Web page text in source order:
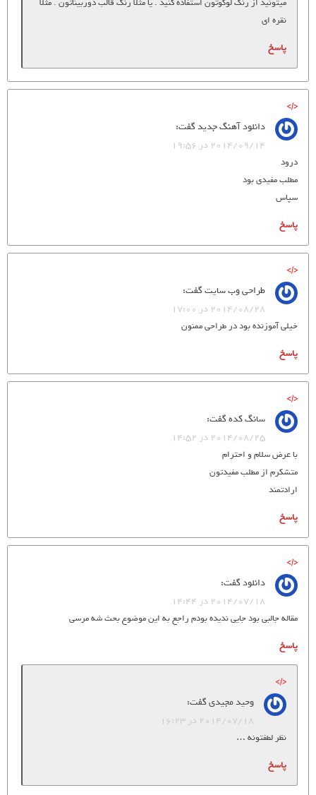
نقره ای
پاسخ
دانلود آهنگ جدیدگفت:
2014/09/14 در 19:56
درود
مطلب مفیدی بود
سپاس
پاسخ
طراحی وب سایتگفت:
2014/08/28 در 17:00
خیلی آموزنده بود در طراحی ممنون
پاسخ
سانگ کدهگفت:
2014/08/25 در 14:52
با عرض سلام و احترام
متشکرم از مطلب مفیدتون
ارادتمند
پاسخ
دانلودگفت:
2014/07/18 در 14:44
مقاله جالبی بود جایی ندیده بودم راجع به این موضوع بحث شه مرسی
پاسخ
وحید مجیدیگفت:
2014/07/18 در 16:23
نظر لطفتونه …
پاسخ